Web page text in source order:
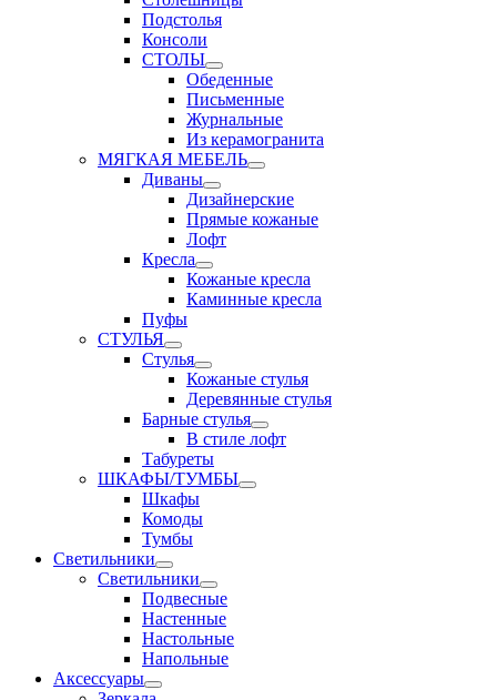
Подстолья
Консоли
СТОЛЫ
Обеденные
Письменные
Журнальные
Из керамогранита
МЯГКАЯ МЕБЕЛЬ
Диваны
Дизайнерские
Прямые кожаные
Лофт
Кресла
Кожаные кресла
Каминные кресла
Пуфы
СТУЛЬЯ
Стулья
Кожаные стулья
Деревянные стулья
Барные стулья
В стиле лофт
Табуреты
ШКАФЫ/ТУМБЫ
Шкафы
Комоды
Тумбы
Светильники
Светильники
Подвесные
Настенные
Настольные
Напольные
Аксессуары